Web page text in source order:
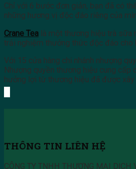
Chỉ với 6 bước đơn giản, bạn đã có
những hương vị độc đáo riêng của
Crane Tea là một thương hiệu trà sữa
trải nghiệm thưởng thức độc đáo cho
Với 15 cửa hàng chi nhánh nhượng
Nhượng quyền thương hiệu cung cấp
hưởng lợi từ thương hiệu đã được xây
THÔNG TIN LIÊN HỆ
CÔNG TY TNHH THƯƠNG MẠI DỊCH